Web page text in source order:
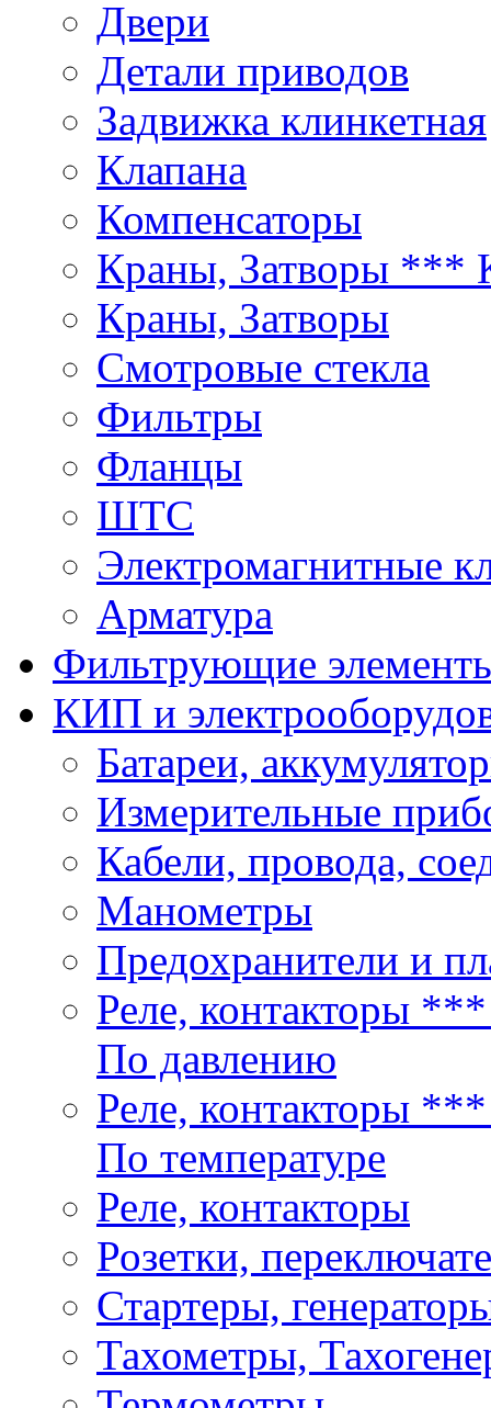
Двери
Детали приводов
Задвижка клинкетная
Клапана
Компенсаторы
Краны, Затворы ***
Краны, Затворы
Смотровые стекла
Фильтры
Фланцы
ШТС
Электромагнитные
Арматура
Фильтрующие
КИП и
Батареи,
Измерительные
Кабели, провода,
Манометры
Предохранители и
Реле, контакторы
По давлению
Реле, контакторы
По температуре
Реле, контакторы
Розетки,
Стартеры,
Тахометры,